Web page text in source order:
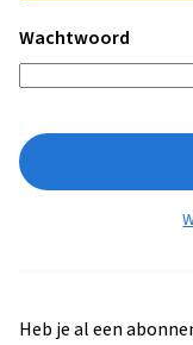
Wachtwoord
Heb je al een